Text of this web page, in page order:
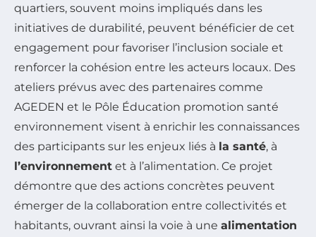
quartiers, souvent moins impliqués dans les
initiatives de durabilité, peuvent bénéficier de cet
engagement pour favoriser l’inclusion sociale et
renforcer la cohésion entre les acteurs locaux. Des
ateliers prévus avec des partenaires comme
AGEDEN et le Pôle Éducation promotion santé
environnement visent à enrichir les connaissances
des participants sur les enjeux liés à la santé, à
l’environnement et à l’alimentation. Ce projet
démontre que des actions concrètes peuvent
émerger de la collaboration entre collectivités et
habitants, ouvrant ainsi la voie à une alimentation